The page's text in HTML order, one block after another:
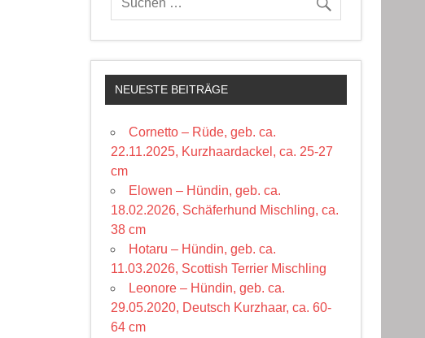
NEUESTE BEITRÄGE
Cornetto – Rüde, geb. ca.
22.11.2025, Kurzhaardackel, ca. 25-27
cm
Elowen – Hündin, geb. ca.
18.02.2026, Schäferhund Mischling, ca.
38 cm
Hotaru – Hündin, geb. ca.
11.03.2026, Scottish Terrier Mischling
Leonore – Hündin, geb. ca.
29.05.2020, Deutsch Kurzhaar, ca. 60-
64 cm